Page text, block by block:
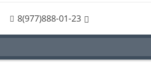
8(977)888-01-23